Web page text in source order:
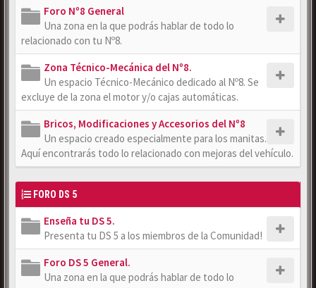
Foro Nº8 General
Una zona en la que podrás hablar de todo lo
relacionado con tu Nº8.
Zona Técnico-Mecánica del Nº8.
Un espacio Técnico-Mecánico dedicado al Nº8. Se
excluye de la zona el motor y/o cajas automáticas.
Bricos, Modificaciones y Accesorios del Nº8
Un espacio creado especialmente para los manitas.
Aquí encontrarás todo lo relacionado con mejoras del vehículo.
FORO DS 5
Enseña tu DS 5.
Presenta tu DS 5 a los miembros de la Comunidad!
Foro DS 5 General.
Una zona en la que podrás hablar de todo lo